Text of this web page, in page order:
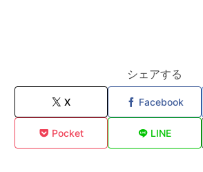
シェアする
X Facebook
Pocket LINE